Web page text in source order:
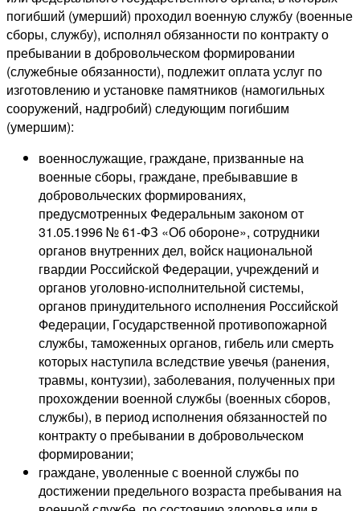
погибший (умерший) проходил военную службу (военные
сборы, службу), исполнял обязанности по контракту о
пребывании в добровольческом формировании
(служебные обязанности), подлежит оплата услуг по
изготовлению и установке памятников (намогильных
сооружений, надгробий) следующим погибшим
(умершим):
военнослужащие, граждане, призванные на
военные сборы, граждане, пребывавшие в
добровольческих формированиях,
предусмотренных Федеральным законом от
31.05.1996 № 61-ФЗ «Об обороне», сотрудники
органов внутренних дел, войск национальной
гвардии Российской Федерации, учреждений и
органов уголовно-исполнительной системы,
органов принудительного исполнения Российской
Федерации, Государственной противопожарной
службы, таможенных органов, гибель или смерть
которых наступила вследствие увечья (ранения,
травмы, контузии), заболевания, полученных при
прохождении военной службы (военных сборов,
службы), в период исполнения обязанностей по
контракту о пребывании в добровольческом
формировании;
граждане, уволенные с военной службы по
достижении предельного возраста пребывания на